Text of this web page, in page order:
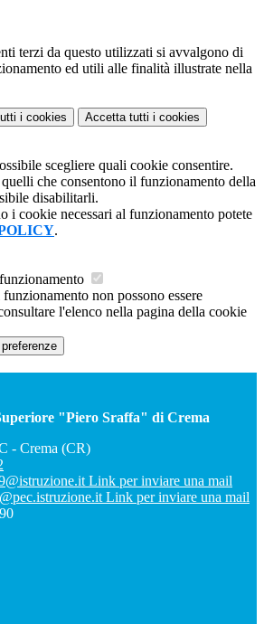
terzi da questo utilizzati si avvalgono di
ed utili alle finalità illustrate nella
i cookies Accetta tutti i cookies
scegliere quali cookie consentire.
che consentono il funzionamento della
disabilitarli.
i cookie necessari al funzionamento potete
.
non possono essere
l'elenco nella pagina della cookie
"Piero Sraffa" di Crema
- Crema (CR)
Link per inviare una mail
Link per inviare una mail